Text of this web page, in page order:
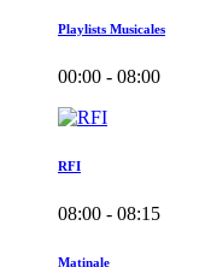
Playlists Musicales
00:00 - 08:00
RFI
08:00 - 08:15
Matinale